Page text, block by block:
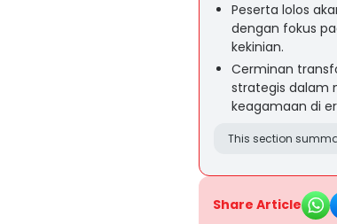
Peserta lolos
dengan fokus
kekinian.
Cerminan
strategis dalam
keagamaan di
This section
Share Article